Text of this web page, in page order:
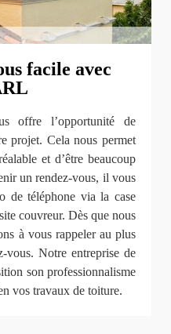
facile avec
offre l’opportunité de
projet. Cela nous permet
et d’être beaucoup
un rendez-vous, il vous
de téléphone via la case
couvreur. Dès que nous
à vous rappeler au plus
Notre entreprise de
son professionnalisme
vos travaux de toiture.